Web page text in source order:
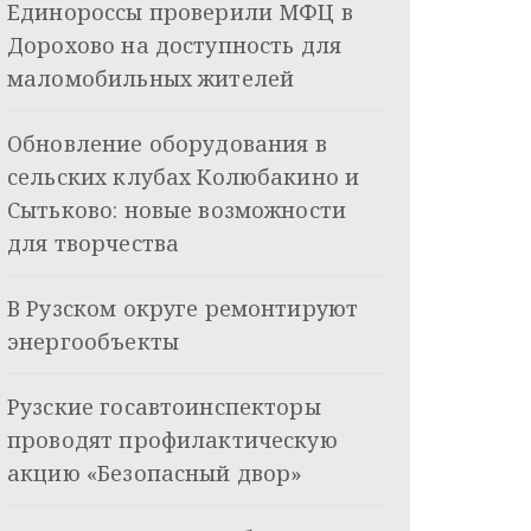
Единороссы проверили МФЦ в
Дорохово на доступность для
маломобильных жителей
Обновление оборудования в
сельских клубах Колюбакино и
Сытьково: новые возможности
для творчества
В Рузском округе ремонтируют
энергообъекты
Рузские госавтоинспекторы
проводят профилактическую
акцию «Безопасный двор»